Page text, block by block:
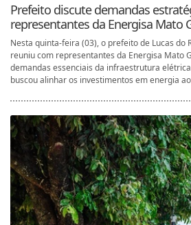
Prefeito discute demandas
representantes da Energisa Mato
Nesta quinta-feira (03), o prefeito de Lucas do
reuniu com representantes da Energisa Mato
demandas essenciais da infraestrutura
buscou alinhar os investimentos em energia